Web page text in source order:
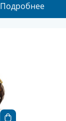
Подробнее